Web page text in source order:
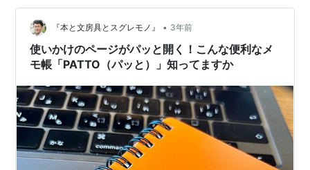
『本と文房具とスグレモノ』 • 3年前
使いかけのページがパッと開く！こんな便利なメ
モ帳「PATTO（パッと）」知ってますか